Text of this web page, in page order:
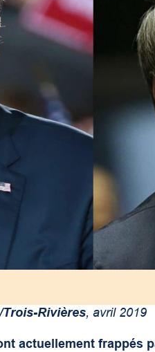
Rivières, avril 2019
actuellement frappés